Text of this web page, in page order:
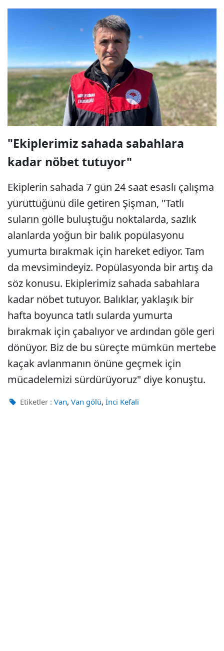
"Ekiplerimiz sahada sabahlara
kadar nöbet tutuyor"
Ekiplerin sahada 7 gün 24 saat esaslı çalışma
yürüttüğünü dile getiren Şişman, "Tatlı
suların gölle buluştuğu noktalarda, sazlık
alanlarda yoğun bir balık popülasyonu
yumurta bırakmak için hareket ediyor. Tam
da mevsimindeyiz. Popülasyonda bir artış da
söz konusu. Ekiplerimiz sahada sabahlara
kadar nöbet tutuyor. Balıklar, yaklaşık bir
hafta boyunca tatlı sularda yumurta
bırakmak için çabalıyor ve ardından göle geri
dönüyor. Biz de bu süreçte mümkün mertebe
kaçak avlanmanın önüne geçmek için
mücadelemizi sürdürüyoruz" diye konuştu.
Etiketler : Van, Van gölü, İnci Kefali